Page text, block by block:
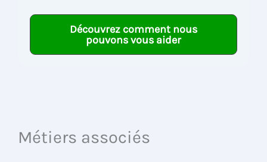
Découvrez comment nous
pouvons vous aider
Métiers associés